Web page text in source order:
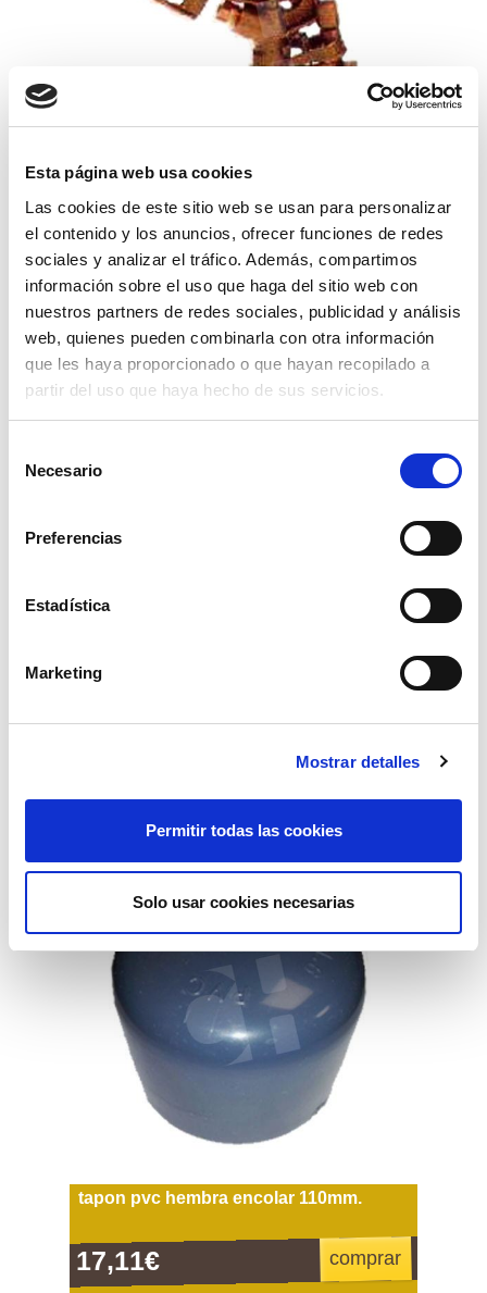
Esta página web usa cookies
Las cookies de este sitio web se usan para personalizar
el contenido y los anuncios, ofrecer funciones de redes
sociales y analizar el tráfico. Además, compartimos
información sobre el uso que haga del sitio web con
nuestros partners de redes sociales, publicidad y análisis
web, quienes pueden combinarla con otra información
que les haya proporcionado o que hayan recopilado a
partir del uso que haya hecho de sus servicios.
Necesario
Preferencias
Estadística
Marketing
Mostrar detalles
Permitir todas las cookies
Solo usar cookies necesarias
aspersor vyr-50 lat. sectorial boq. lat.
19,75€ comprar
programador riego pluvia sd21001
tapon pvc hembra encolar 110mm.
17,11€ comprar